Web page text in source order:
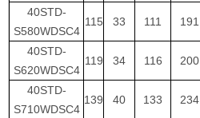
40STD-
S580WDSC4
115 33 111 191
40STD-
S620WDSC4
119 34 116 200
40STD-
S710WDSC4
139 40 133 234